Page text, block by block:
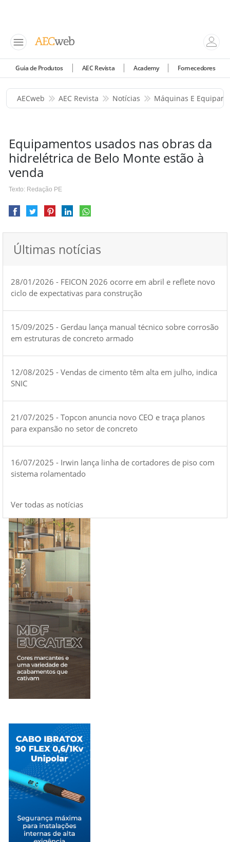
Guia de Produtos AEC Revista Academy Fornecedores
AECweb AEC Revista Notícias Máquinas E
Equipamentos usados nas obras da
hidrelétrica de Belo Monte estão à
venda
Texto: Redação PE
Últimas notícias
28/01/2026 - FEICON 2026 ocorre em abril e reflete novo
ciclo de expectativas para construção
15/09/2025 - Gerdau lança manual técnico sobre corrosão
em estruturas de concreto armado
12/08/2025 - Vendas de cimento têm alta em julho, indica
SNIC
21/07/2025 - Topcon anuncia novo CEO e traça planos
para expansão no setor de concreto
16/07/2025 - Irwin lança linha de cortadores de piso com
sistema rolamentado
Ver todas as notícias